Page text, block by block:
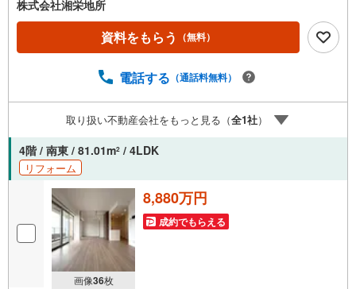
株式会社湘栄地所
資料をもらう （無料）
電話する （通話料無料）
取り扱い不動産会社をもっと見る（全1社）
4階 / 南東 / 81.01m2 / 4LDK
リフォーム
画像36枚
8,880万円
成約でもらえる